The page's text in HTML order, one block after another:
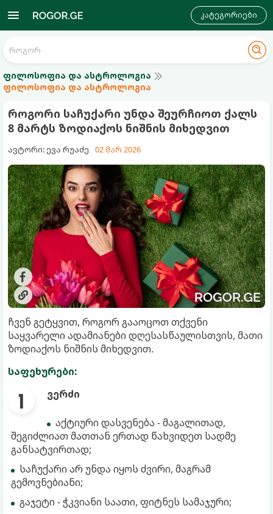
კატეგორიები
ფილოსოფია და ასტროლოგია
ფილოსოფია და ასტროლოგია
როგორი საჩუქარი უნდა შეურჩიოთ ქალს
8 მარტს ზოდიაქოს ნიშნის მიხედვით
ავტორი: ევა რუაძე 02 მარ 2026
ჩვენ გეტყვით, როგორ გააოცოთ თქვენი
საყვარელი ადამიანები დღესასწაულისთვის, მათი
ზოდიაქოს ნიშნის მიხედვით.
საფეხურები:
ვერძი
აქტიური დასვენება - მაგალითად,
შეგიძლიათ მათთან ერთად წახვიდეთ სადმე
განსატვირთად;
საჩუქარი არ უნდა იყოს ძვირი, მაგრამ
გემოვნებიანი;
გაჯეტი - ჭკვიანი საათი, ფიტნეს სამაჯური;